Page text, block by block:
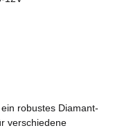
robustes Diamant-
verschiedene